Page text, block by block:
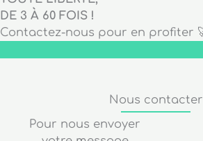
Contactez-nous pour en profiter 🚀
Pour nous envoyer
votre message